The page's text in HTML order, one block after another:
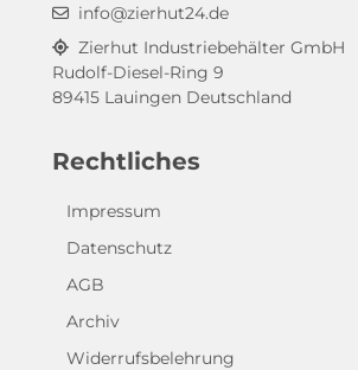
info@zierhut24.de
Zierhut Industriebehälter GmbH
Rudolf-Diesel-Ring 9
89415 Lauingen Deutschland
Rechtliches
Impressum
Datenschutz
AGB
Archiv
Widerrufsbelehrung